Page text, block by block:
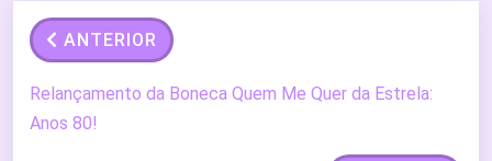
ANTERIOR
Relançamento da Boneca Quem Me Quer da Estrela:
Anos 80!